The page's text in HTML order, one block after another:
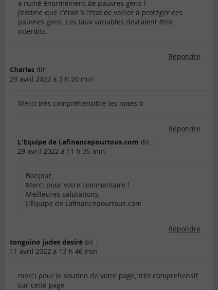
a ruiné énormément de pauvres gens !
j’estime que c’était à l’état de veiller à protéger ces
pauvres gens. Les taux variables devraient être
interdits.
Répondre
Charles dit :
29 avril 2022 à 3 h 20 min
Merci très compréhensible les notes b
Répondre
L'Equipe de Lafinancepourtous.com dit :
29 avril 2022 à 11 h 35 min
Bonjour,
Merci pour votre commentaire !
Meilleures salutations,
L’Equipe de Lafinancepourtous.com
Répondre
tonguino judes desiré dit :
11 avril 2022 à 13 h 46 min
merci pour le soutien de votre page, très comprehensif
sur cette page